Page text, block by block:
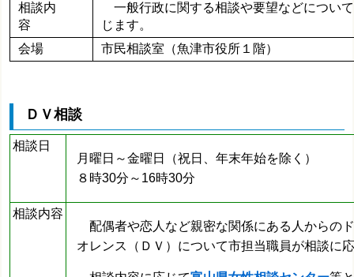
相談内
容
一般行政に関する相談や要望などについ
じます。
会場
市民相談室（魚津市役所１階）
ＤＶ相談
相談日
月曜日～金曜日（祝日、年末年始を除く）
８時30分～16時30分
相談内容
配偶者や恋人など親密な関係にある人からの
オレンス（ＤＶ）について市担当職員が相談に